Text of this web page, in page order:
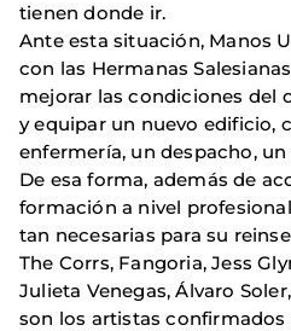
tienen donde ir.
Ante esta situación, Manos
con las Hermanas
mejorar las condiciones del
y equipar un nuevo edificio,
enfermería, un despacho,
De esa forma, además de
formación a nivel
tan necesarias para su
The Corrs, Fangoria, Jess
Julieta Venegas, Álvaro
son los artistas confirmados